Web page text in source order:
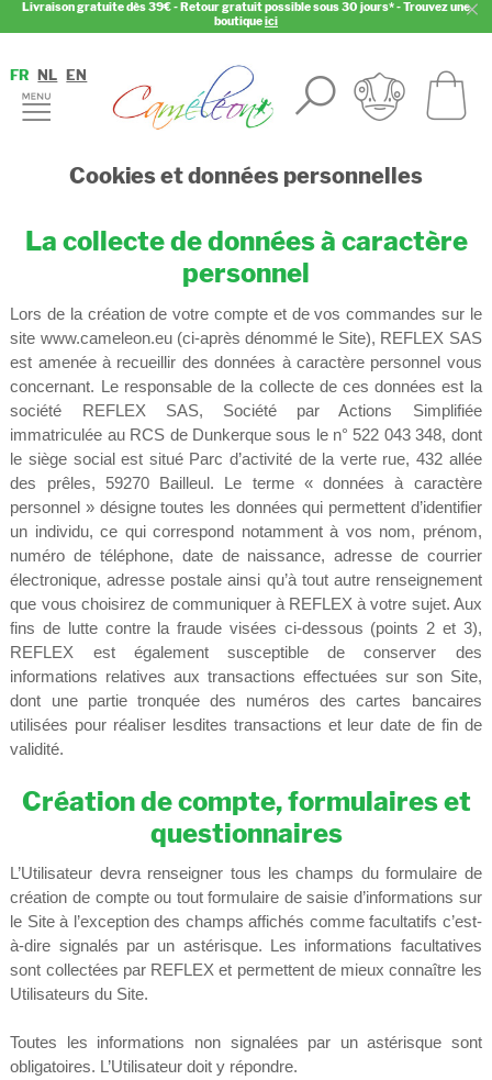
Livraison gratuite dès 39€ - Retour gratuit possible sous 30 jours* - Trouvez une
boutiqueici
FR NL EN
Cookies et données personnelles
La collecte de données à caractère
personnel
Lors de la création de votre compte et de vos commandes sur le
site www.cameleon.eu (ci-après dénommé le Site), REFLEX SAS
est amenée à recueillir des données à caractère personnel vous
concernant. Le responsable de la collecte de ces données est la
société REFLEX SAS, Société par Actions Simplifiée
immatriculée au RCS de Dunkerque sous le n° 522 043 348, dont
le siège social est situé Parc d’activité de la verte rue, 432 allée
des prêles, 59270 Bailleul. Le terme « données à caractère
personnel » désigne toutes les données qui permettent d’identifier
un individu, ce qui correspond notamment à vos nom, prénom,
numéro de téléphone, date de naissance, adresse de courrier
électronique, adresse postale ainsi qu’à tout autre renseignement
que vous choisirez de communiquer à REFLEX à votre sujet. Aux
fins de lutte contre la fraude visées ci-dessous (points 2 et 3),
REFLEX est également susceptible de conserver des
informations relatives aux transactions effectuées sur son Site,
dont une partie tronquée des numéros des cartes bancaires
utilisées pour réaliser lesdites transactions et leur date de fin de
validité.
Création de compte, formulaires et
questionnaires
L’Utilisateur devra renseigner tous les champs du formulaire de
création de compte ou tout formulaire de saisie d’informations sur
le Site à l’exception des champs affichés comme facultatifs c’est-
à-dire signalés par un astérisque. Les informations facultatives
sont collectées par REFLEX et permettent de mieux connaître les
Utilisateurs du Site.
Toutes les informations non signalées par un astérisque sont
obligatoires. L’Utilisateur doit y répondre.